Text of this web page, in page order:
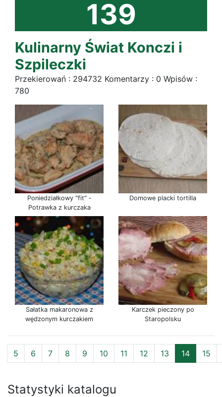
139
Kulinarny Świat Konczi i
Szpileczki
Przekierowań : 294732 Komentarzy : 0 Wpisów :
780
Poniedziałkowy "fit" -
Potrawka z kurczaka
Domowe placki tortilla
Sałatka makaronowa z
wędzonym kurczakiem
Karczek pieczony po
Staropolsku
5 6 7 8 9 10 11 12 13 14 15
Statystyki katalogu